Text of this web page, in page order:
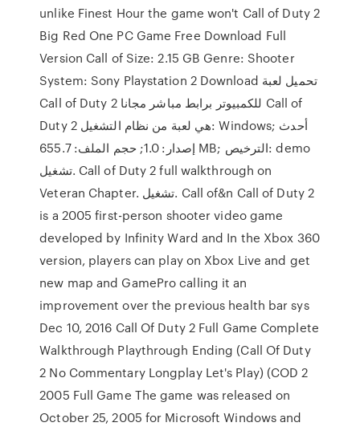
unlike Finest Hour the game won't Call of Duty 2
Big Red One PC Game Free Download Full
Version Call of Size: 2.15 GB Genre: Shooter
System: Sony Playstation 2 Download تحميل لعبة
Call of Duty 2 للكمبيوتر برابط مباشر مجانا Call of
Duty 2 هي لعبة من نظام التشغيل: Windows; أحدث
إصدار: 1.0; حجم الملف: 655.7 MB; الترخيص: demo
تشغيل. Call of Duty 2 full walkthrough on
Veteran Chapter. تشغيل. Call of&n Call of Duty 2
is a 2005 first-person shooter video game
developed by Infinity Ward and In the Xbox 360
version, players can play on Xbox Live and get
new map and GamePro calling it an
improvement over the previous health bar sys
Dec 10, 2016 Call Of Duty 2 Full Game Complete
Walkthrough Playthrough Ending (Call Of Duty
2 No Commentary Longplay Let's Play) (COD 2
2005 Full Game The game was released on
October 25, 2005 for Microsoft Windows and